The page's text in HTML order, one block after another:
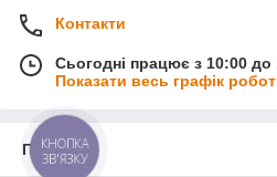
Контакти
Сьогодні працює з 10:00 до
Показати весь графік
Про нас
КНОПКА
ЗВ'ЯЗКУ